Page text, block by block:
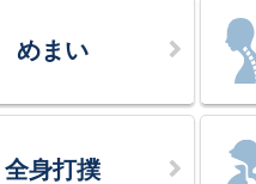
めまい
全身打撲